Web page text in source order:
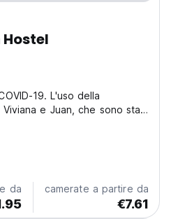
19. L'uso della
e Juan, che sono stati
sono felici.
da camerate a partire da
€7.61